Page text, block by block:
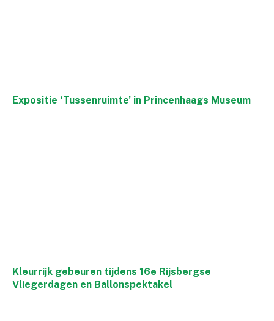
Expositie ‘Tussenruimte’ in Princenhaags Museum
Kleurrijk gebeuren tijdens 16e Rijsbergse
Vliegerdagen en Ballonspektakel